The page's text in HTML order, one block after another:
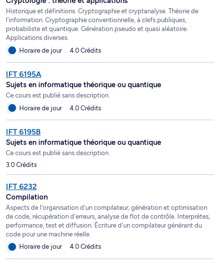
Historique et définitions. Cryptographie et cryptanalyse. Théorie de
l'information. Cryptographie conventionnelle, à clefs publiques,
probabiliste et quantique. Génération pseudo et quasi aléatoire.
Applications diverses.
Horaire de jour
4.0 Crédits
IFT 6195A
Sujets en informatique théorique ou quantique
Ce cours est publié sans description.
Horaire de jour
4.0 Crédits
IFT 6195B
Sujets en informatique théorique ou quantique
Ce cours est publié sans description.
3.0 Crédits
IFT 6232
Compilation
Aspects de l'organisation d'un compilateur; génération et optimisation
de code, récupération d'erreurs, analyse de flot de contrôle. Interprètes,
performance, test et diffusion. Écriture d'un compilateur générant du
code pour une machine réelle.
Horaire de jour
4.0 Crédits